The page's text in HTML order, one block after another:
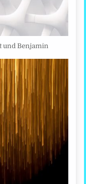
und Benjamin